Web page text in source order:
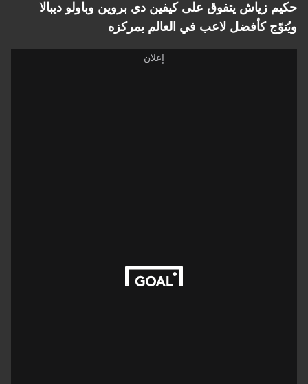
حكيم زياش يتفوق على كيفين دي بروين وباولو ديبالا
ويُتوّج كأفضل لاعب في العالم بمركزه